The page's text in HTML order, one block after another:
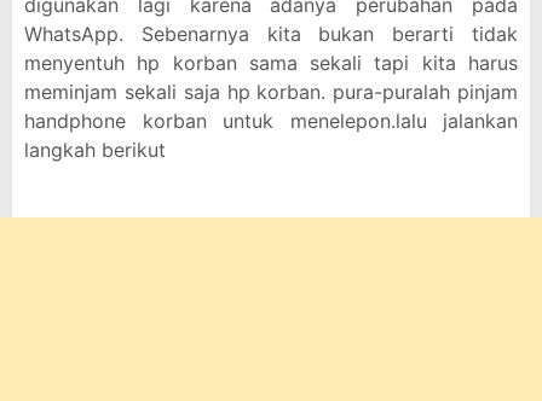
digunakan lagi karena adanya perubahan pada
WhatsApp. Sebenarnya kita bukan berarti tidak
menyentuh hp korban sama sekali tapi kita harus
meminjam sekali saja hp korban. pura-puralah pinjam
handphone korban untuk menelepon.lalu jalankan
langkah berikut